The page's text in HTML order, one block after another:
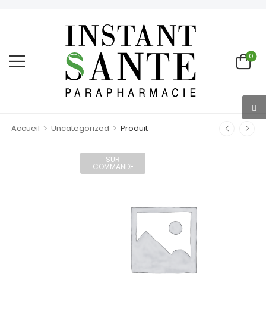
0
Accueil > Uncategorized > Produit
SUR
COMMANDE